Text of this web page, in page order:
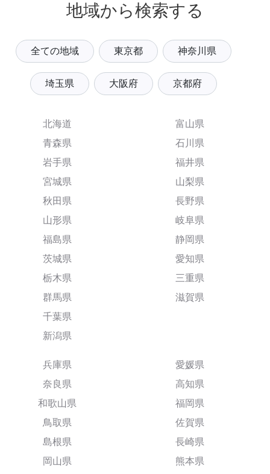
地域から検索する
全ての地域 東京都 神奈川県
埼玉県 大阪府 京都府
北海道
青森県
岩手県
宮城県
秋田県
山形県
福島県
茨城県
栃木県
群馬県
千葉県
新潟県
富山県
石川県
福井県
山梨県
長野県
岐阜県
静岡県
愛知県
三重県
滋賀県
兵庫県
奈良県
和歌山県
鳥取県
島根県
岡山県
愛媛県
高知県
福岡県
佐賀県
長崎県
熊本県